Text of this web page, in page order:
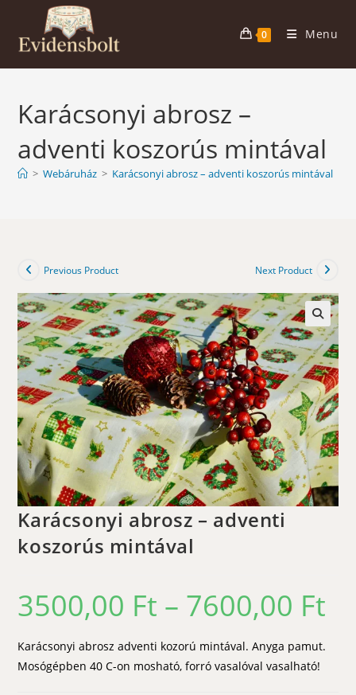
content
0 Menu
Karácsonyi abrosz –
adventi koszorús mintával
> Webáruház > Karácsonyi abrosz – adventi koszorús mintával
Previous Product Next Product
🔍
Karácsonyi abrosz – adventi
koszorús mintával
3500,00 Ft – 7600,00 Ft
Karácsonyi abrosz adventi kozorú mintával. Anyga pamut.
Mosógépben 40 C-on mosható, forró vasalóval vasalható!